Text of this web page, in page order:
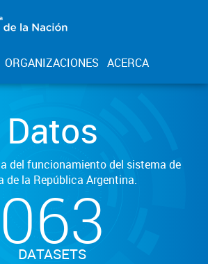
ORGANIZACIONES ACERCA
Datos
del funcionamiento del sistema de
de la República Argentina.
063
DATASETS